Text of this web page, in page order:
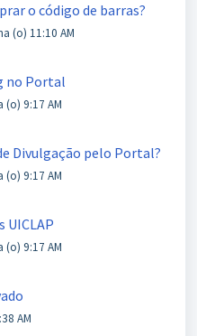
o código de barras?
(o) 11:10 AM
no Portal
(o) 9:17 AM
Divulgação pelo Portal?
(o) 9:17 AM
UICLAP
(o) 9:17 AM
AM